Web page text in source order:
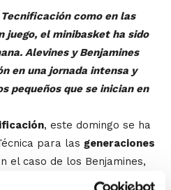
como en las
juego, el minibasket ha sido
Alevines y Benjamines
en una jornada intensa y
pequeños que se inician en
, este domingo se ha
para las generaciones
el caso de los Benjamines,
de las multitudinarias